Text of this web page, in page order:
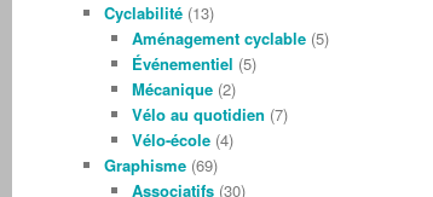
Cyclabilité (13)
Aménagement cyclable(5)
Événementiel (5)
Mécanique(2)
Vélo au quotidien (7)
Vélo-école(4)
Graphisme (69)
Associatifs(30)